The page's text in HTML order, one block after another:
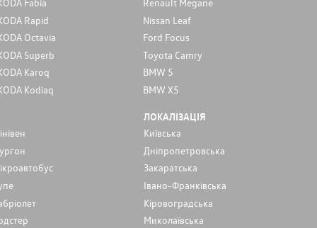
Rapid
Octavia
Superb
Karoq
Kodiaq
Nissan Leaf
Ford Focus
Toyota Camry
BMW 5
BMW X5
ЛОКАЛІЗАЦІЯ
Київська
Дніпропетровська
Закаратська
Івано-Франківська
Кіровоградська
Миколаївська